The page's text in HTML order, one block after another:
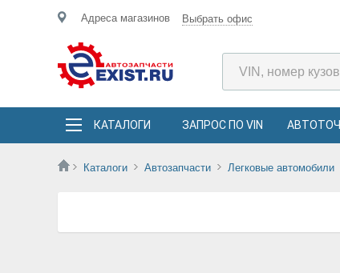
Адреса магазинов Выбрать офис
КАТАЛОГИ ЗАПРОС ПО VIN
Каталоги Автозапчасти Легковые автомобили